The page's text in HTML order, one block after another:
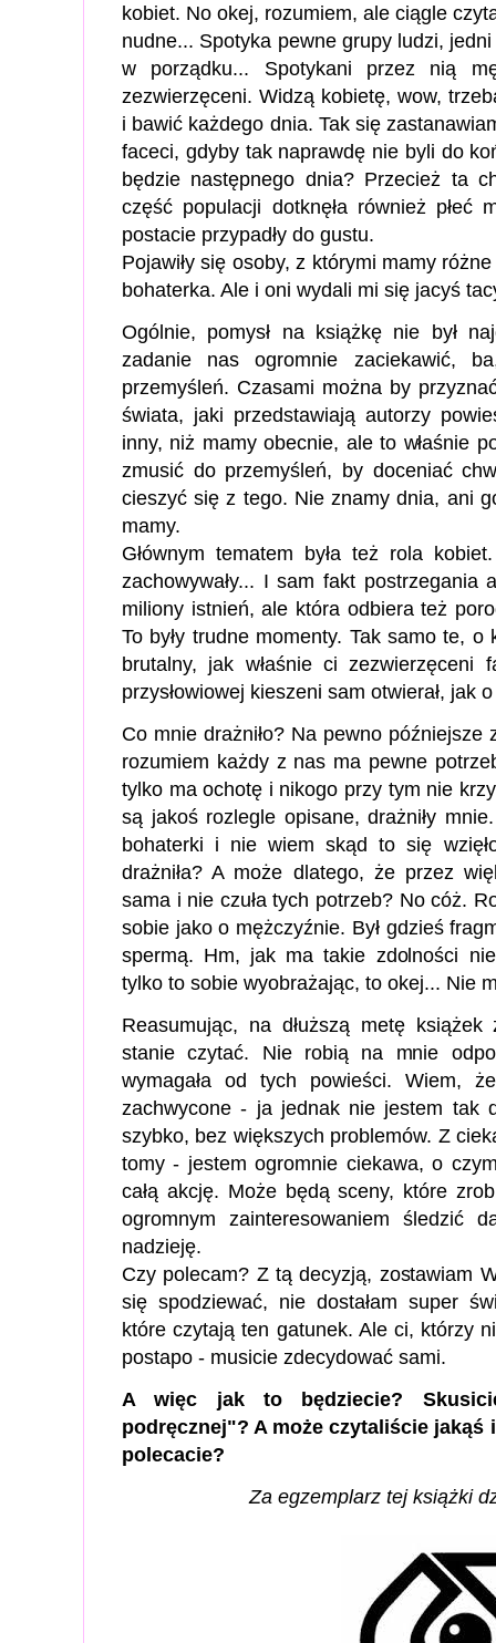
kobiet. No okej, rozumiem, ale ciągle
nudne... Spotyka pewne grupy ludzi,
w porządku... Spotykani przez nią
zezwierzęceni. Widzą kobietę, wow,
i bawić każdego dnia. Tak się
faceci, gdyby tak naprawdę nie byli do
będzie następnego dnia? Przecież ta
część populacji dotknęła również
postacie przypadły do gustu.
Pojawiły się osoby, z którymi mamy
bohaterka. Ale i oni wydali mi się jacyś
Ogólnie, pomysł na książkę nie był
zadanie nas ogromnie zaciekawić,
przemyśleń. Czasami można by
świata, jaki przedstawiają autorzy
inny, niż mamy obecnie, ale to właśnie
zmusić do przemyśleń, by doceniać
cieszyć się z tego. Nie znamy dnia, ani
mamy.
Głównym tematem była też rola
zachowywały... I sam fakt postrzegania
miliony istnień, ale która odbiera też
To były trudne momenty. Tak samo te,
brutalny, jak właśnie ci
przysłowiowej kieszeni sam otwierał, jak
Co mnie drażniło? Na pewno
rozumiem każdy z nas ma pewne
tylko ma ochotę i nikogo przy tym nie
są jakoś rozlegle opisane, drażniły
bohaterki i nie wiem skąd to się
drażniła? A może dlatego, że przez
sama i nie czuła tych potrzeb? No cóż.
sobie jako o mężczyźnie. Był gdzieś
spermą. Hm, jak ma takie zdolności
tylko to sobie wyobrażając, to okej... Nie
Reasumując, na dłuższą metę
stanie czytać. Nie robią na mnie
wymagała od tych powieści. Wiem,
zachwycone - ja jednak nie jestem tak
szybko, bez większych problemów. Z
tomy - jestem ogromnie ciekawa, o
całą akcję. Może będą sceny, które
ogromnym zainteresowaniem śledzić
nadzieję.
Czy polecam? Z tą decyzją, zostawiam
się spodziewać, nie dostałam super
które czytają ten gatunek. Ale ci, którzy
postapo - musicie zdecydować sami.
A więc jak to będziecie?
podręcznej"? A może czytaliście
polecacie?
Za egzemplarz tej książki